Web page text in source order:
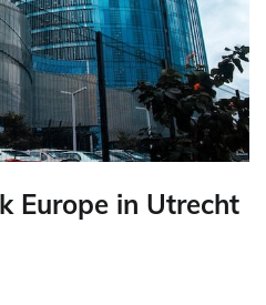
Europe in Utrecht